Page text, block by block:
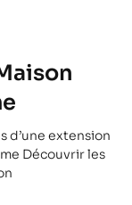
d’une extension
Découvrir les